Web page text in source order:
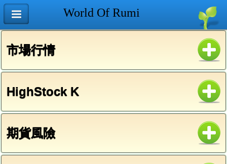
World Of Rumi
市場行情
HighStock K
期貨風險